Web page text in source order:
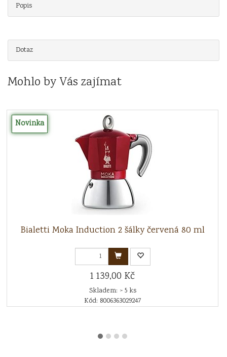
Popis
Dotaz
Mohlo by Vás zajímat
Novinka
Bialetti Moka Induction 2 šálky červená 80 ml
1 139,00 Kč
Skladem: > 5 ks
Kód: 8006363029247